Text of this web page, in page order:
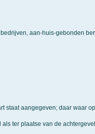
aan-huis-gebonden
aangegeven; daar waar
ter plaatse van de